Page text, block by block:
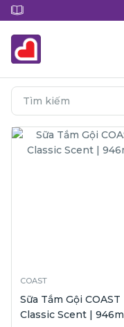
COAST
Sữa Tắm Gội COAST
Classic Scent |